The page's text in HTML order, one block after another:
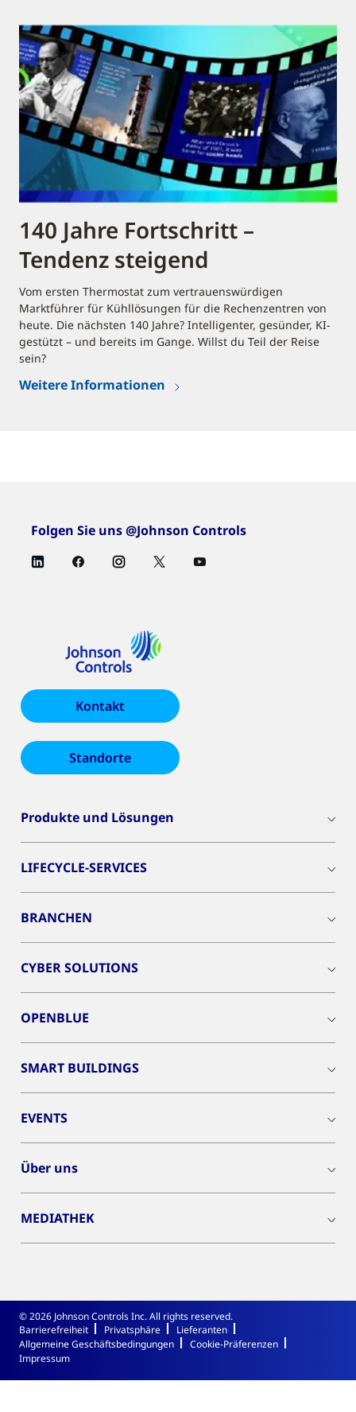
140 Jahre Fortschritt –
Tendenz steigend
Vom ersten Thermostat zum vertrauenswürdigen
Marktführer für Kühllösungen für die Rechenzentren von
heute. Die nächsten 140 Jahre? Intelligenter, gesünder, KI-
gestützt – und bereits im Gange. Willst du Teil der Reise
sein?
Weitere Informationen
Folgen Sie uns @Johnson Controls
Kontakt
Standorte
Produkte und Lösungen
LIFECYCLE-SERVICES
BRANCHEN
CYBER SOLUTIONS
OPENBLUE
SMART BUILDINGS
EVENTS
Über uns
MEDIATHEK
© 2026 Johnson Controls Inc. All rights reserved.
Barrierefreiheit
Privatsphäre
Lieferanten
Allgemeine Geschäftsbedingungen
Cookie-Präferenzen
Impressum